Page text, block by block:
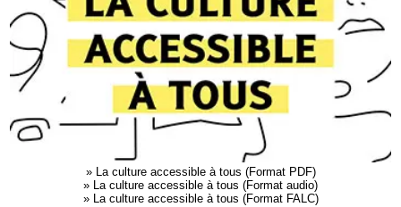
» La culture accessible à tous (Format PDF)
» La culture accessible à tous (Format audio)
» La culture accessible à tous (Format FALC)